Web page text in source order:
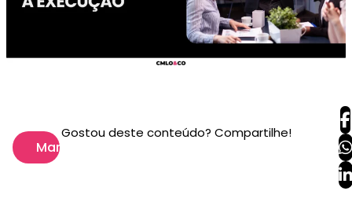
Marketing
Gostou deste conteúdo? Compartilhe!